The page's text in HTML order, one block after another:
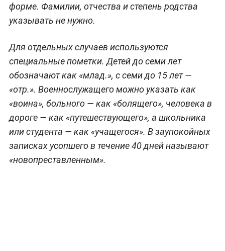
форме. Фамилии, отчества и степень родства
указывать не нужно.
Для отдельных случаев используются
специальные пометки. Детей до семи лет
обозначают как «млад.», с семи до 15 лет —
«отр.». Военнослужащего можно указать как
«воина», больного — как «болящего», человека в
дороге — как «путешествующего», а школьника
или студента — как «учащегося». В заупокойных
записках усопшего в течение 40 дней называют
«новопреставленным».